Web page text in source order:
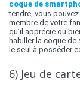
coque de
tendre, vous
membre de votre
qu’il apprécie ou
habiller la coque de
le seul à posséder
6) Jeu de